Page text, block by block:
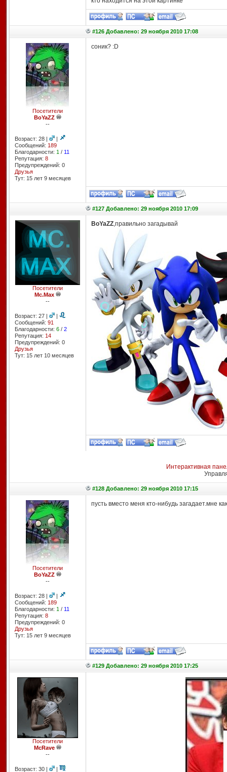
#126 Добавлено: 29 ноября 2010 17:08
Посетители
BoYaZZ
--
Возраст: 28 |
|
Сообщений: 189
Благодарности: 1 / 11
Репутация: 8
Предупреждений: 0
Друзья
Тут: 15 лет 9 месяцев
соник? :D
#127 Добавлено: 29 ноября 2010 17:09
Посетители
Mc.Max
--
Возраст: 27 |
|
Сообщений: 91
Благодарности: 6/ 2
Репутация: 14
Предупреждений: 0
Друзья
Тут: 15 лет 10 месяцев
BoYaZZ,правильно загадывай
Интерактивная
#128 Добавлено: 29 ноября 2010 17:15
Посетители
BoYaZZ
--
Возраст: 28 |
|
Сообщений: 189
Благодарности: 1 / 11
Репутация: 8
Предупреждений: 0
Друзья
Тут: 15 лет 9 месяцев
пусть вместо меня кто-нибудь загадает.мне
#129 Добавлено: 29 ноября 2010 17:25
Посетители
McRave
--
Возраст: 30 |
|